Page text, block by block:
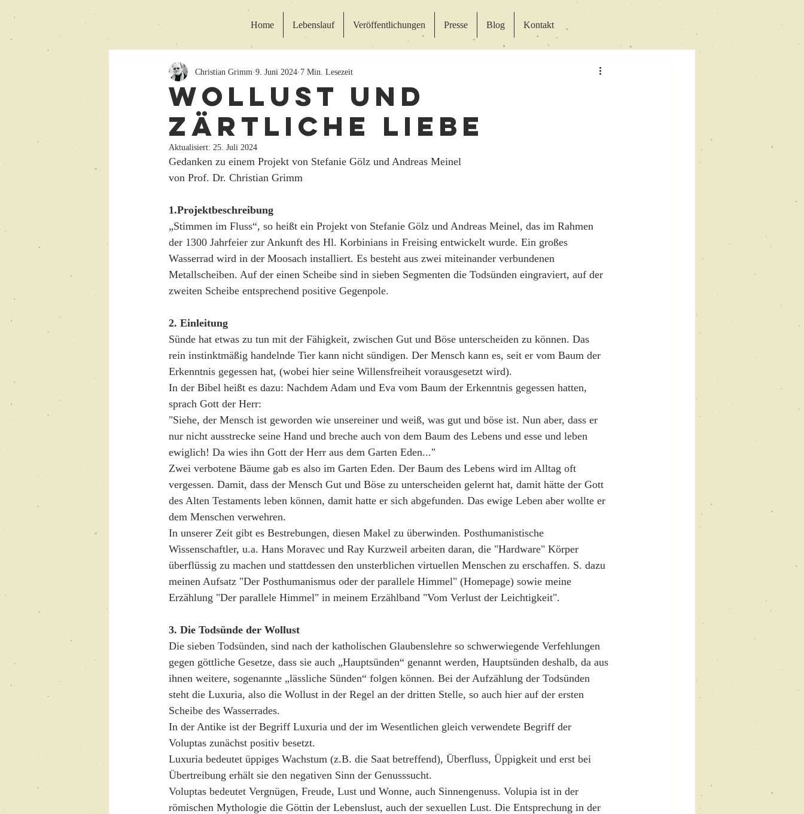
Home Lebenslauf Veröffentlichungen Presse Blog Kontakt
Wollust und
zärtliche Liebe
Christian Grimm 9. Juni 2024 7 Min. Lesezeit
Aktualisiert: 25. Juli 2024
Gedanken zu einem Projekt von Stefanie Gölz und Andreas Meinel
von Prof. Dr. Christian Grimm
1.Projektbeschreibung
„Stimmen im Fluss“, so heißt ein Projekt von Stefanie Gölz und Andreas Meinel, das im Rahmen
der 1300 Jahrfeier zur Ankunft des Hl. Korbinians in Freising entwickelt wurde. Ein großes
Wasserrad wird in der Moosach installiert. Es besteht aus zwei miteinander verbundenen
Metallscheiben. Auf der einen Scheibe sind in sieben Segmenten die Todsünden eingraviert, auf der
zweiten Scheibe entsprechend positive Gegenpole.
2. Einleitung
Sünde hat etwas zu tun mit der Fähigkeit, zwischen Gut und Böse unterscheiden zu können. Das
rein instinktmäßig handelnde Tier kann nicht sündigen. Der Mensch kann es, seit er vom Baum der
Erkenntnis gegessen hat, (wobei hier seine Willensfreiheit vorausgesetzt wird).
In der Bibel heißt es dazu: Nachdem Adam und Eva vom Baum der Erkenntnis gegessen hatten,
sprach Gott der Herr:
"Siehe, der Mensch ist geworden wie unsereiner und weiß, was gut und böse ist. Nun aber, dass er
nur nicht ausstrecke seine Hand und breche auch von dem Baum des Lebens und esse und leben
ewiglich! Da wies ihn Gott der Herr aus dem Garten Eden..."
Zwei verbotene Bäume gab es also im Garten Eden. Der Baum des Lebens wird im Alltag oft
vergessen. Damit, dass der Mensch Gut und Böse zu unterscheiden gelernt hat, damit hätte der Gott
des Alten Testaments leben können, damit hatte er sich abgefunden. Das ewige Leben aber wollte er
dem Menschen verwehren.
In unserer Zeit gibt es Bestrebungen, diesen Makel zu überwinden. Posthumanistische
Wissenschaftler, u.a. Hans Moravec und Ray Kurzweil arbeiten daran, die "Hardware" Körper
überflüssig zu machen und stattdessen den unsterblichen virtuellen Menschen zu erschaffen. S. dazu
meinen Aufsatz "Der Posthumanismus oder der parallele Himmel" (Homepage) sowie meine
Erzählung "Der parallele Himmel" in meinem Erzählband "Vom Verlust der Leichtigkeit".
3. Die Todsünde der Wollust
Die sieben Todsünden, sind nach der katholischen Glaubenslehre so schwerwiegende Verfehlungen
gegen göttliche Gesetze, dass sie auch „Hauptsünden“ genannt werden, Hauptsünden deshalb, da aus
ihnen weitere, sogenannte „lässliche Sünden“ folgen können. Bei der Aufzählung der Todsünden
steht die Luxuria, also die Wollust in der Regel an der dritten Stelle, so auch hier auf der ersten
Scheibe des Wasserrades.
In der Antike ist der Begriff Luxuria und der im Wesentlichen gleich verwendete Begriff der
Voluptas zunächst positiv besetzt.
Luxuria bedeutet üppiges Wachstum (z.B. die Saat betreffend), Überfluss, Üppigkeit und erst bei
Übertreibung erhält sie den negativen Sinn der Genusssucht.
Voluptas bedeutet Vergnügen, Freude, Lust und Wonne, auch Sinnengenuss. Volupia ist in der
römischen Mythologie die Göttin der Lebenslust, auch der sexuellen Lust. Die Entsprechung in der